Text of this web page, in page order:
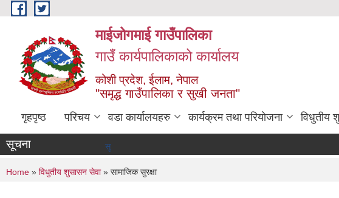
Skip to main content
माईजोगमाई गाउँपालिका
गाउँ कार्यपालिकाको कार्यालय
कोशी प्रदेश, ईलाम, नेपाल
"समृद्ध गाउँपालिका र सुखी जनता"
गृहपृष्ठ परिचय वडा कार्यालयहरु कार्यक्रम तथा परियोजना विधुतीय
सूचना सूचना तथा समाचार
You are here
Home » विधुतीय शुसासन सेवा» सामाजिक सुरक्षा